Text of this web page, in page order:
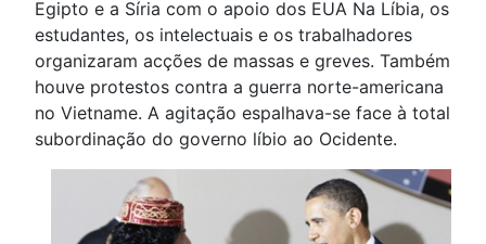
Egipto e a Síria com o apoio dos EUA Na Líbia, os
estudantes, os intelectuais e os trabalhadores
organizaram acções de massas e greves. Também
houve protestos contra a guerra norte-americana
no Vietname. A agitação espalhava-se face à total
subordinação do governo líbio ao Ocidente.